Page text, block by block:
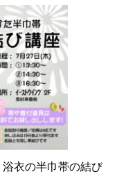
衣の半巾帯の結び